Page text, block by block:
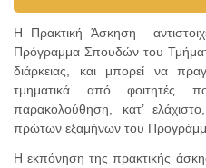
Η Πρακτική Άσκηση
Πρόγραμμα Σπουδών του
διάρκειας, και μπορεί να
τμηματικά από φοιτητές
παρακολούθηση, κατ’
πρώτων εξαμήνων του
Η εκπόνηση της πρακτικής